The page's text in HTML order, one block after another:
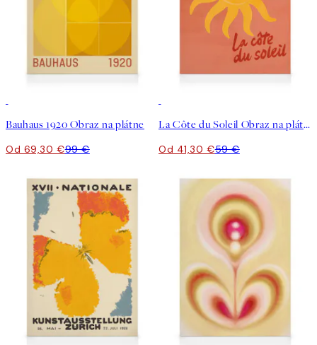
Bauhaus 1920 Obraz na plátne
Od 69,30 €99 €
La Côte du Soleil Obraz na plátne
Od 41,30 €59 €